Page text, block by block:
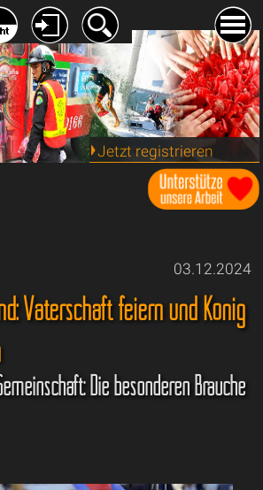
Jetzt registrieren
03.12.2024
Vaterschaft feiern und König
Die besonderen Bräuche